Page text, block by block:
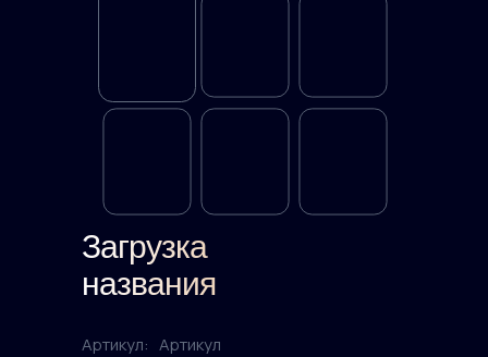
Загрузка
названия
Артикул
Артикул: